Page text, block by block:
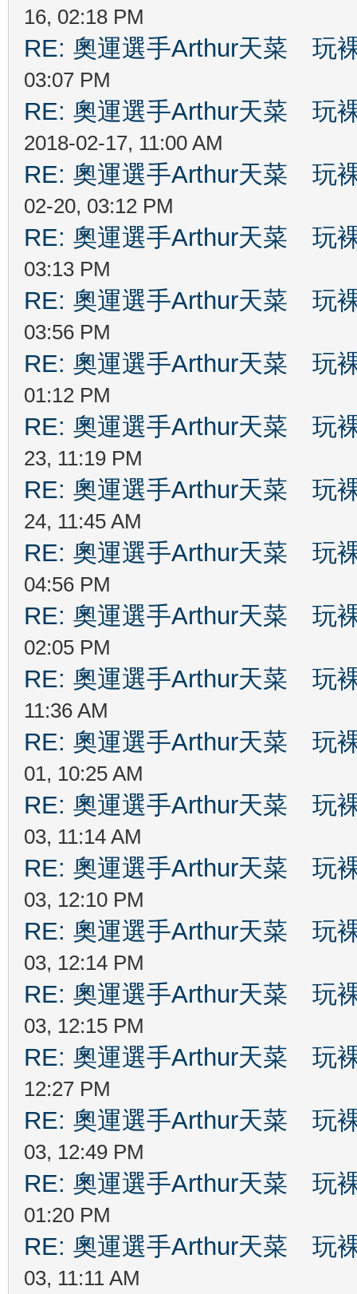
16, 02:18 PM
RE: 奧運選手Arthur天菜 玩
03:07 PM
RE: 奧運選手Arthur天菜 玩
2018-02-17, 11:00 AM
RE: 奧運選手Arthur天菜 玩
02-20, 03:12 PM
RE: 奧運選手Arthur天菜 玩
03:13 PM
RE: 奧運選手Arthur天菜 玩
03:56 PM
RE: 奧運選手Arthur天菜 玩
01:12 PM
RE: 奧運選手Arthur天菜 玩
23, 11:19 PM
RE: 奧運選手Arthur天菜 玩
24, 11:45 AM
RE: 奧運選手Arthur天菜 玩
04:56 PM
RE: 奧運選手Arthur天菜 玩
02:05 PM
RE: 奧運選手Arthur天菜 玩
11:36 AM
RE: 奧運選手Arthur天菜 玩
01, 10:25 AM
RE: 奧運選手Arthur天菜 玩
03, 11:14 AM
RE: 奧運選手Arthur天菜 玩
03, 12:10 PM
RE: 奧運選手Arthur天菜 玩
03, 12:14 PM
RE: 奧運選手Arthur天菜 玩
03, 12:15 PM
RE: 奧運選手Arthur天菜 玩
12:27 PM
RE: 奧運選手Arthur天菜 玩
03, 12:49 PM
RE: 奧運選手Arthur天菜 玩
01:20 PM
RE: 奧運選手Arthur天菜 玩
03, 11:11 AM